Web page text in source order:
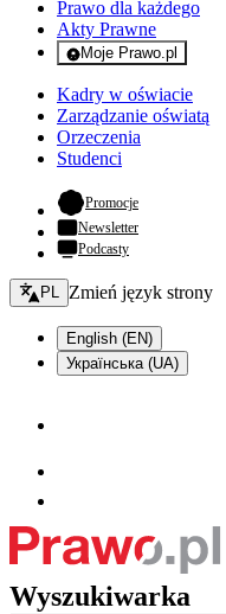
Prawo dla każdego
Akty Prawne
Moje Prawo.pl
- rejestracja i
Kadry w oświacie
Zarządzanie oświatą
Orzeczenia
Studenci
Promocje- otwiera się w
Newsletter
Podcasty
Zmień język - bieżący:
PL Zmień język strony
English (EN)
Українська (UA)
Wyszukiwarka